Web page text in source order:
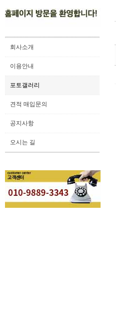
회사소개
이용안내
포토갤러리
견적 매입문의
공지사항
오시는 길